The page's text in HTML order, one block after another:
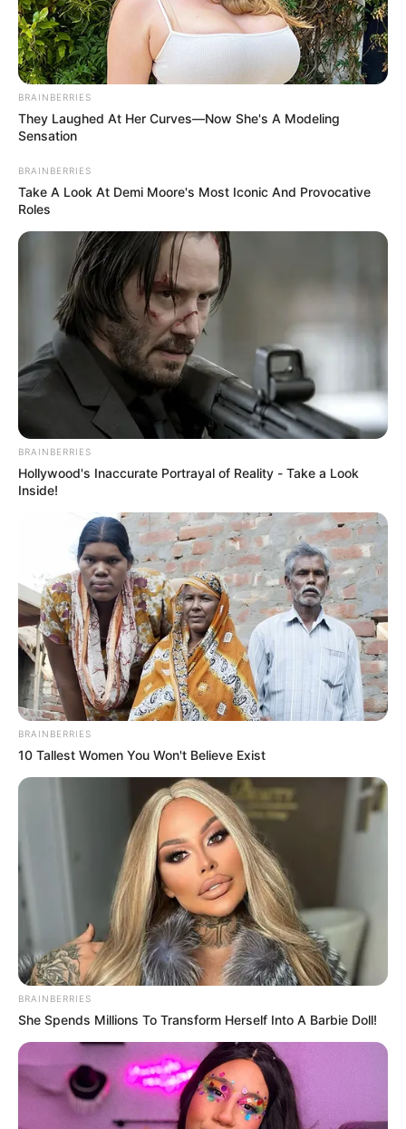
FÚTBOL FEMENINO
La liga extra de futbol femenino "es un
contentillo": Vicepresidenta Ramírez
ABUSO POLICIAL
Inicia agenda de CIDH con
reuniones privadas con el
Gobierno y entes de
control
MARTA LUCÍA RAMIREZ
Vicepresidenta pide
garantías judiciales para
pareja tras revisar su
teléfono
SANTANDER
Más de 400 mil personas
se beneficiarán con Túnel
de la Paz que conecta
Bucaramanga y el
Magdalena Medio
CLAUDIA LÓPEZ
Destraban proyectos de
infraestructura para
Bogotá y Cundinamarca
VENDEDORES INFORMALES
Se implementará plan
piloto para apoyar a los
comerciantes informales
ACUEDUCTO
Hurtado pidió apoyo a la
BRAINBERRIES
They Laughed At Her Curves—Now She's A Modeling
Sensation
BRAINBERRIES
Take A Look At Demi Moore's Most Iconic And Provocative
Roles
BRAINBERRIES
Hollywood's Inaccurate Portrayal of Reality - Take a Look
Inside!
BRAINBERRIES
10 Tallest Women You Won't Believe Exist
BRAINBERRIES
She Spends Millions To Transform Herself Into A Barbie Doll!